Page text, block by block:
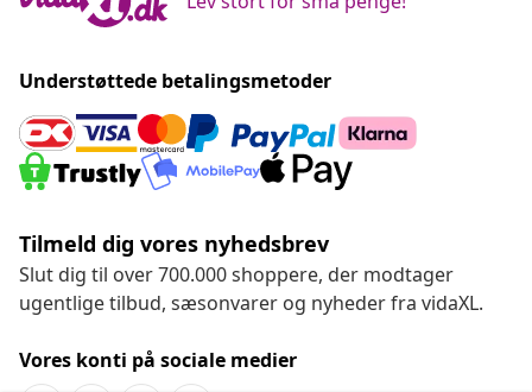
Understøttede betalingsmetoder
Tilmeld dig vores nyhedsbrev
Slut dig til over 700.000 shoppere, der modtager
ugentlige tilbud, sæsonvarer og nyheder fra vidaXL.
Vores konti på sociale medier